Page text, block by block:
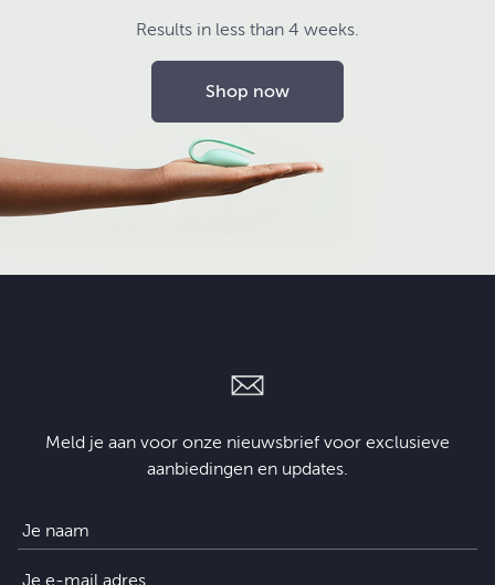
Results in less than 4 weeks.
Shop now
Meld je aan voor onze nieuwsbrief voor exclusieve
aanbiedingen en updates.